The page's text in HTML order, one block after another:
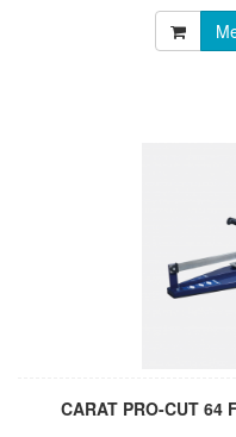
CARAT PRO-CUT